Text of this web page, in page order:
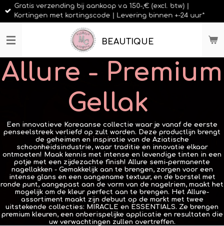
Ga
direct
de
BEAUTIQUE
Gratis verzending bij aankoop v.a 150-,€ (excl. btw) |
Kortingen met kortingscode | Levering binnen +-24 uur*
Allure - Premium
Gellak
Een innovatieve Koreaanse collectie waar je vanaf de eerste
penseelstreek verliefd op zult worden. Deze productlijn brengt
de geheimen en inspiratie van de Aziatische
schoonheidsindustrie, waar traditie en innovatie elkaar
ontmoeten! Maak kennis met intense en levendige tinten in een
potje met een zijdezachte finish! Allure semi-permanente
nagellakken - Gemakkelijk aan te brengen, zorgen voor een
intense glans en een aangename textuur, en de borstel met
ronde punt, aangepast aan de vorm van de nagelriem, maakt het
mogelijk om de kleur perfect aan te brengen. Het Allure-
assortiment maakt zijn debuut op de markt met twee
uitstekende collecties: MIRACLE en ESSENTIALS. Ze brengen
premium kleuren, een onberispelijke applicatie en resultaten die
uw verwachtingen zullen overtreffen.